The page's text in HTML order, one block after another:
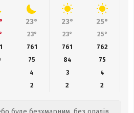
23° 23° 25°
23° 23° 25°
761 761 762
75 84 75
4 3
4
2 2 2